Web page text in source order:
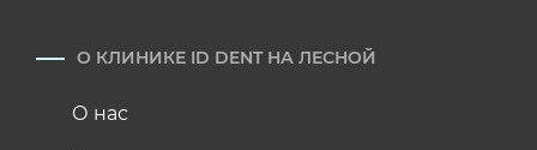
О КЛИНИКЕ ID DENT НА ЛЕСНОЙ
О нас